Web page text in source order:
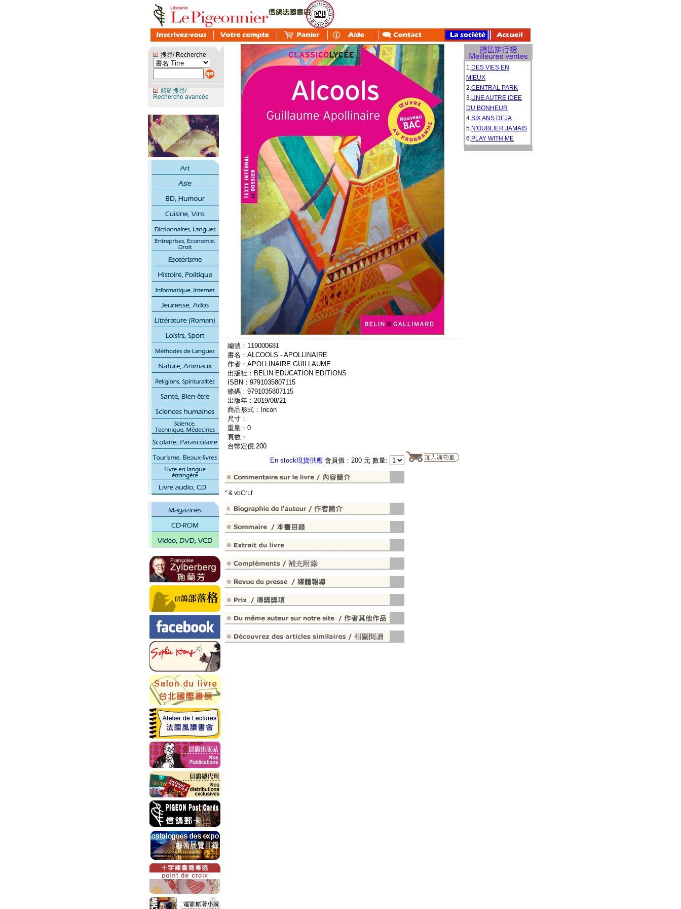
搜尋/ Recherche
精確搜尋/
Recherche avancée
編號：119000681
書名：ALCOOLS - APOLLINAIRE
作者：APOLLINAIRE GUILLAUME
出版社：BELIN EDUCATION EDITIONS
ISBN：9791035807115
條碼：9791035807115
出版年：2019/08/21
商品形式：Incon
尺寸：
重量：0
頁數：
台幣定價:200
En stock現貨供應 會員價：200 元 數量:
" & vbCrLf
1.DES VIES EN
MIEUX
2.CENTRAL PARK
3.UNE AUTRE IDEE
DU BONHEUR
4.SIX ANS DEJA
5.N'OUBLIER JAMAIS
6.PLAY WITH ME